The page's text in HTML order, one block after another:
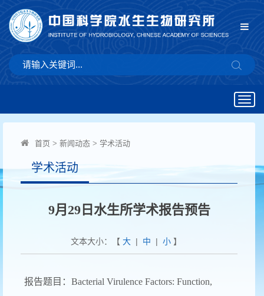
首页 > 新闻动态 > 学术活动
学术活动
9月29日水生所学术报告预告
文本大小：【 大| 中 | 小】
报告题目：Bacterial Virulence Factors: Function,